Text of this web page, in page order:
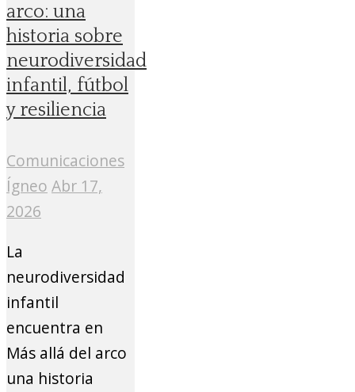
arco: una
historia sobre
neurodiversidad
infantil, fútbol
y resiliencia
Comunicaciones
Ígneo Abr 17,
2026
La
neurodiversidad
infantil
encuentra en
Más allá del arco
una historia